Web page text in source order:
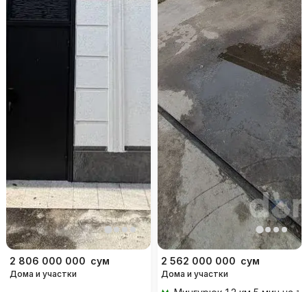
2 806 000 000 сум
Дома и участки
2 562 000 000 сум
Дома и участки